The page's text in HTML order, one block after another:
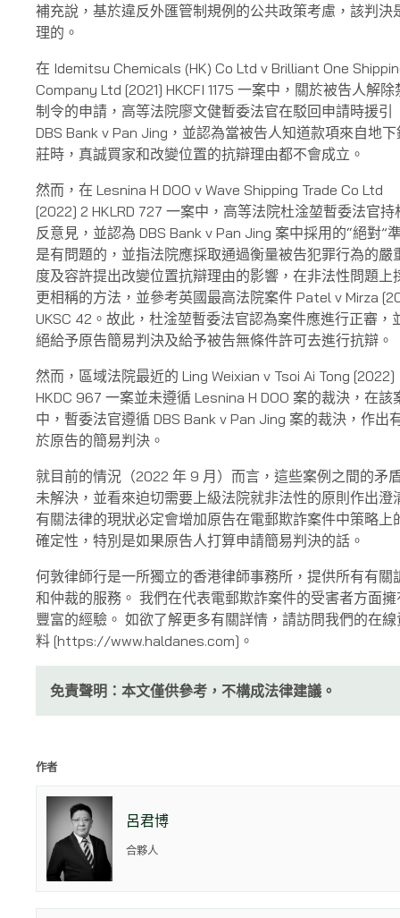
補充說，基於違反外匯管制規例的公共政策考慮，該判決
理的。
在 Idemitsu Chemicals (HK) Co Ltd v Brilliant One
Company Ltd [2021] HKCFI 1175 一案中，關於被告人解除
制令的申請，高等法院廖文健暫委法官在駁回申請時援引
DBS Bank v Pan Jing，並認為當被告人知道款項來自地下
莊時，真誠買家和改變位置的抗辯理由都不會成立。
然而，在 Lesnina H DOO v Wave Shipping Trade Co Ltd
[2022] 2 HKLRD 727 一案中，高等法院杜淦堃暫委法官持
反意見，並認為 DBS Bank v Pan Jing 案中採用的“絕對”
是有問題的，並指法院應採取通過衡量被告犯罪行為的嚴
度及容許提出改變位置抗辯理由的影響，在非法性問題上
更相稱的方法，並參考英國最高法院案件 Patel v Mirza
UKSC 42。故此，杜淦堃暫委法官認為案件應進行正審，
絕給予原告簡易判決及給予被告無條件許可去進行抗辯。
然而，區域法院最近的 Ling Weixian v Tsoi Ai Tong [2022]
HKDC 967 一案並未遵循 Lesnina H DOO 案的裁決，在該
中，暫委法官遵循 DBS Bank v Pan Jing 案的裁決，作出
於原告的簡易判決。
就目前的情況（2022 年 9 月）而言，這些案例之間的矛
未解決，並看來迫切需要上級法院就非法性的原則作出澄
有關法律的現狀必定會增加原告在電郵欺詐案件中策略上
確定性，特別是如果原告人打算申請簡易判決的話。
何敦律師行是一所獨立的香港律師事務所，提供所有有關
和仲裁的服務。 我們在代表電郵欺詐案件的受害者方面擁
豐富的經驗。 如欲了解更多有關詳情，請訪問我們的在線
料 [https://www.haldanes.com]。
免責聲明：本文僅供參考，不構成法律建議。
作者
呂君博
合夥人